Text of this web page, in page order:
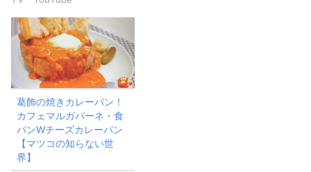
葛飾の焼きカレーパン！
カフェマルガパーネ・食
パンWチーズカレーパン
【マツコの知らない世
界】